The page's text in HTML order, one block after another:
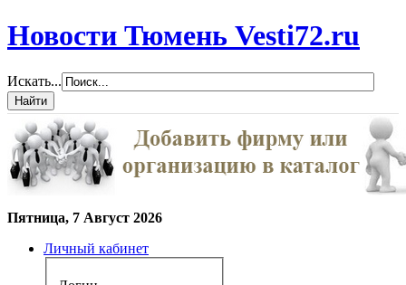
Новости Тюмень Vesti72.ru
Искать...
Пятница, 7 Август 2026
Личный кабинет